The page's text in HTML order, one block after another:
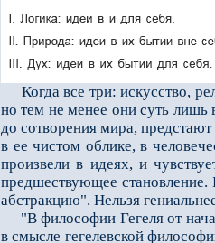
Когда все три: искусство,
но тем не менее они суть лишь
до сотворения мира,
в ее чистом облике, в
произвели в идеях, и
предшествующее становление.
абстракцию". Нельзя
"В философии Гегеля от
в смысле гегелевской